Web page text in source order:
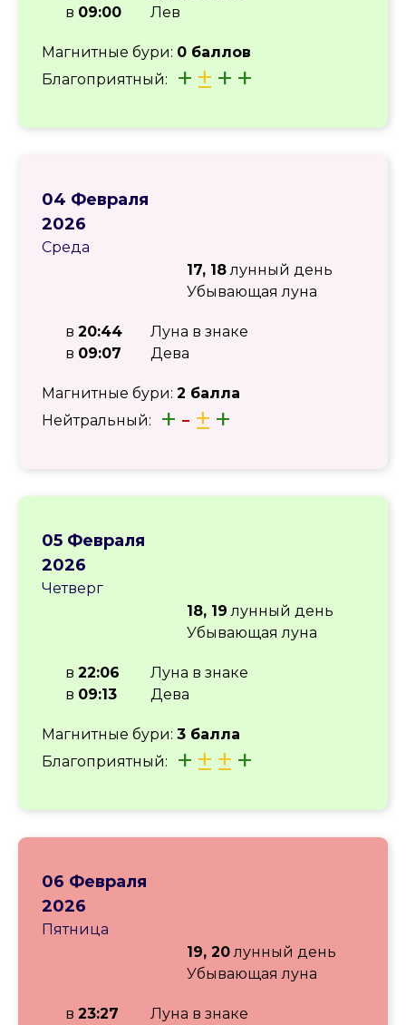
в 09:00
Лев
Магнитные бури: 0 баллов
Благоприятный:
+ ± + +
04 Февраля
2026
Среда
17, 18 лунный день
Убывающая луна
в 20:44
в 09:07
Луна в знаке
Дева
Магнитные бури: 2 балла
Нейтральный:
+ - ± +
05 Февраля
2026
Четверг
18, 19 лунный день
Убывающая луна
в 22:06
в 09:13
Луна в знаке
Дева
Магнитные бури: 3 балла
Благоприятный:
+ ± ± +
06 Февраля
2026
Пятница
19, 20 лунный день
Убывающая луна
в 23:27 Луна в знаке